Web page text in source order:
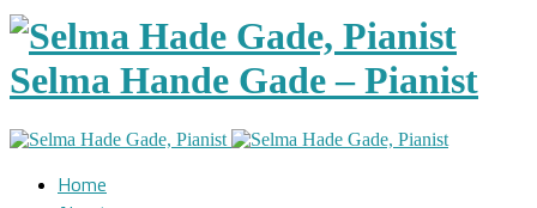
Selma Hande Gade – Pianist
Home